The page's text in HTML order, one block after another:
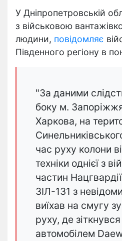
У Дніпропетровській
з військовою
людини, повідомляє
Південного регіону в
"За даними
боку м.
Харкова, на
час руху колони
техніки однієї з
частин
ЗІЛ-131 з
виїхав на смугу
руху, де
автомобілем